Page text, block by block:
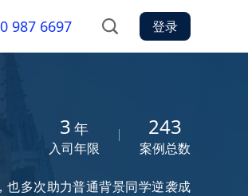
987 6697 登录
3 年
入司年限
243
案例总数
多次助力普通背景同学逆袭成